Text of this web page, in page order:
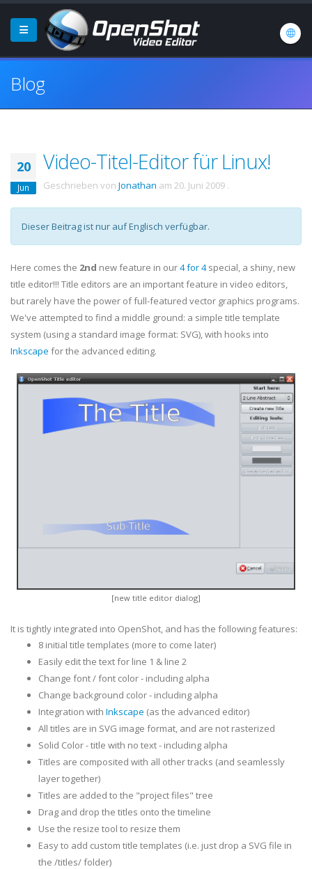
Blog
20
Jun
Video-Titel-Editor für Linux!
Geschrieben von Jonathan am 20. Juni 2009 .
Dieser Beitrag ist nur auf Englisch verfügbar.
Here comes the 2nd new feature in our4 for 4special, a shiny, new
title editor!!! Title editors are an important feature in video editors,
but rarely have the power of full-featured vector graphics programs.
We've attempted to find a middle ground: a simple title template
system (using a standard image format: SVG), with hooks into
Inkscape for the advanced editing.
[new title editor dialog]
It is tightly integrated into OpenShot, and has the following features:
8 initial title templates (more to come later)
Easily edit the text for line 1 & line 2
Change font / font color - including alpha
Change background color - including alpha
Integration with Inkscape (as the advanced editor)
All titles are in SVG image format, and are not rasterized
Solid Color - title with no text - including alpha
Titles are composited with all other tracks (and seamlessly
layer together)
Titles are added to the "project files" tree
Drag and drop the titles onto the timeline
Use the resize tool to resize them
Easy to add custom title templates (i.e. just drop a SVG file in
the /titles/ folder)